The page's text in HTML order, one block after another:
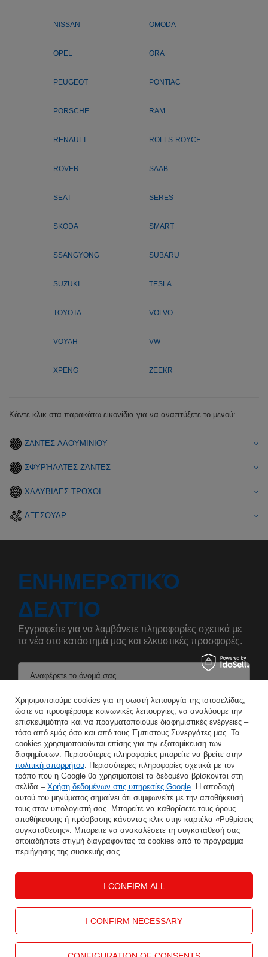
NISSAN OMODA
OPEL ORA
PEUGEOT PONTIAC
PORSCHE RAM
RENAULT ROLLS-ROYCE
ROVER SAAB
SEAT SERES
SKODA SMART
SSANGYONG SUBARU
SUZUKI TESLA
TOYOTA VOLVO
VOYAH VW
XPENG ZEEKR
Κάντε κλικ στα παρακάτω εικονίδια για να αναπτύξετε το μενού:
ΖΑΝΤΕΣ-ΑΛΟΥΜΙΝΙΟΥ
ΣΦΥΡΉΛΑΤΕΣ ΖΆΝΤΕΣ
ΧΑΛΥΒΙΔΕΣ-ΤΡΟΧΟΙ
ΑΞΕΣΟΥΑΡ
ΕΝΗΜΕΡΩΤΙΚΌ
ΔΕΛΤΊΟ
Εγγραφείτε για να λαμβάνετε πληροφορίες σχετικά με
τα νέα στο κατάστημά μας και ελκυστικές προσφορές.
Αναφέρετε το όνομά σας
Εισάγετε τη διεύθυνση e-mail σας
Συμφωνώ με την επεξεργασία των προσωπικών μου δεδομένων για τους σκοπούς και το πεδίο εφαρμογής της υπηρεσίας Newsletter στο
ΑΠΟΘΉΚΕΥΣΗ
ΒΟΉΘΕΙΑ
Ο ΛΟΓΑΡΙΑΣΜΌΣ ΜΟΥ
ΠΛΗΡΟΦΟΡΊΕΣ
Χρησιμοποιούμε cookies για τη σωστή λειτουργία της ιστοσελίδας,
ώστε να προσφέρουμε κοινωνικές λειτουργίες, να αναλύουμε την
επισκεψιμότητα και να πραγματοποιούμε διαφημιστικές ενέργειες –
τόσο από εμάς όσο και από τους Έμπιστους Συνεργάτες μας. Τα
cookies χρησιμοποιούνται επίσης για την εξατομίκευση των
διαφημίσεων. Περισσότερες πληροφορίες μπορείτε να βρείτε στην
πολιτική απορρήτου. Περισσότερες πληροφορίες σχετικά με τον
τρόπο που η Google θα χρησιμοποιεί τα δεδομένα βρίσκονται στη
σελίδα – Χρήση δεδομένων στις υπηρεσίες Google. Η αποδοχή
αυτού του μηνύματος σημαίνει ότι συμφωνείτε με την αποθήκευσή
τους στον υπολογιστή σας. Μπορείτε να καθορίσετε τους όρους
αποθήκευσης ή πρόσβασης κάνοντας κλικ στην καρτέλα «Ρυθμίσεις
συγκατάθεσης». Μπορείτε να ανακαλέσετε τη συγκατάθεσή σας
οποιαδήποτε στιγμή διαγράφοντας τα cookies από το πρόγραμμα
περιήγησης της συσκευής σας.
I CONFIRM NECESSARY
I CONFIRM ALL